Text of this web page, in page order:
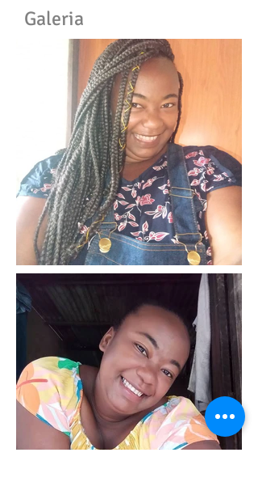
Galeria